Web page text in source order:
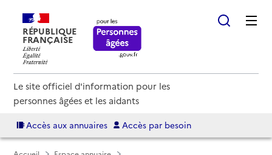
RÉPUBLIQUE
FRANÇAISE
Le site officiel d'information pour les
personnes âgées et les aidants
Accès aux annuaires Accès par besoin